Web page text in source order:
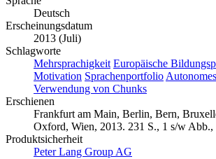
Deutsch
Erscheinungsdatum
2013 (Juli)
Schlagworte
Mehrsprachigkeit Europäische
Motivation Sprachenportfolio
Verwendung von Chunks
Erschienen
Frankfurt am Main, Berlin, Bern,
Oxford, Wien, 2013. 231 S., 1 s/w Abb.,
Produktsicherheit
Peter Lang Group AG